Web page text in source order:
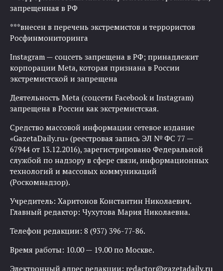
запрещенная в РФ
***внесен в перечень экстремистов и террористов
Росфинмониторинга
Instagram — соцсеть запрещена в РФ; принадлежит
корпорации Meta, которая признана в России
экстремистской и запрещена
Деятельность Meta (соцсети Facebook и Instagram)
запрещена в России как экстремистская.
Средство массовой информации сетевое издание
«GazetaDaily.ru» (реестровая запись ЭЛ № ФС 77 —
67944 от 13.12.2016), зарегистрировано Федеральной
службой по надзору в сфере связи, информационных
технологий и массовых коммуникаций
(Роскомнадзор).
Учредитель: Харитонов Константин Николаевич.
Главный редактор: Чухутова Мария Николаевна.
Телефон редакции: 8 (937) 396-77-86.
Время работы: 10.00 — 19.00 по Москве.
Электронный адрес редакции: redactor@gazetadaily.ru